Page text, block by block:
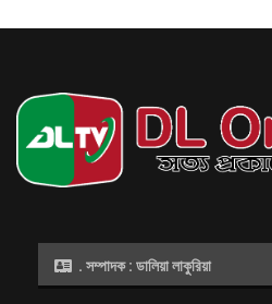
. সম্পাদক : ডালিয়া লাকুরিয়া